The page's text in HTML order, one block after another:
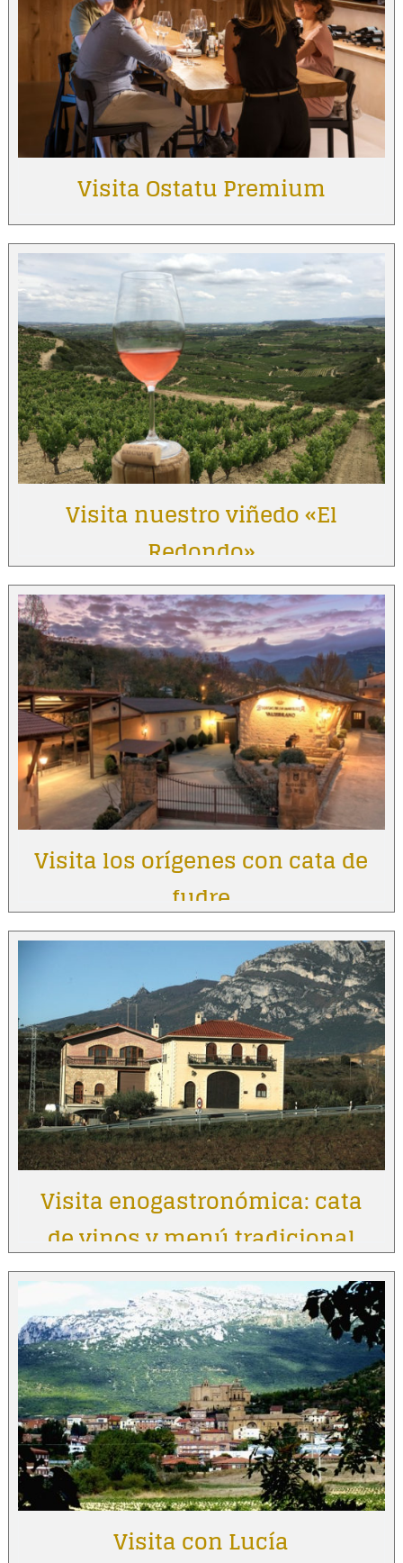
Visita Ostatu Premium
Visita nuestro viñedo «El
Redondo»
Visita los orígenes con cata de
fudre
Visita enogastronómica: cata
de vinos y menú tradicional
Visita con Lucía